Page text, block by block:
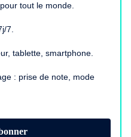
tout le monde.
7.
tablette, smartphone.
: prise de note, mode